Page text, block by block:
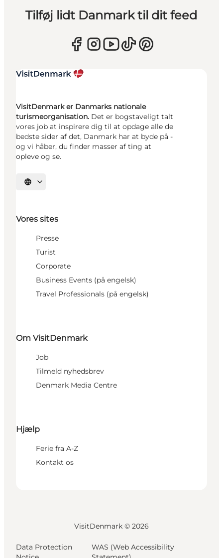
Tilføj lidt Danmark til dit feed
VisitDenmark er Danmarks nationale
turismeorganisation. Det er bogstaveligt talt
vores job at inspirere dig til at opdage alle de
bedste sider af det, Danmark har at byde på -
og vi håber, du finder masser af ting at
opleve og se.
Vælg sprog
Vores sites
Presse
Turist
Corporate
Business Events (på engelsk)
Travel Professionals (på engelsk)
Om VisitDenmark
Job
Tilmeld nyhedsbrev
Denmark Media Centre
Hjælp
Ferie fra A-Z
Kontakt os
VisitDenmark © 2026
Data Protection
WAS (Web Accessibility